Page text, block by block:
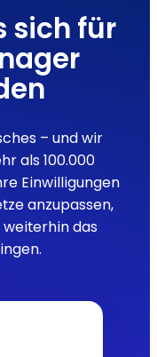
sich für
– und wir
als 100.000
Einwilligungen
anzupassen,
das